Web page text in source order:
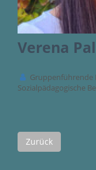
Verena
Gruppenführende
Sozialpädagogische
Zurück